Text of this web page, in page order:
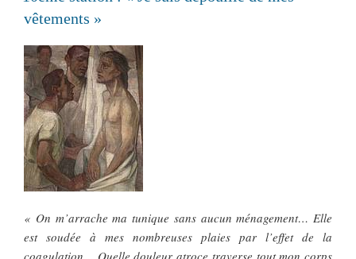
vêtements »
« On m’arrache ma tunique sans aucun ménagement… Elle
est soudée à mes nombreuses plaies par l’effet de la
coagulation… Quelle douleur atroce traverse tout mon corps